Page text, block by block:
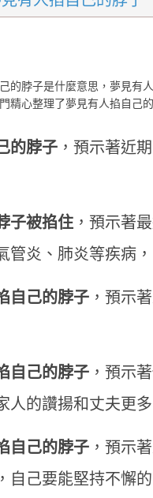
的脖子是什麼意思，夢見有
精心整理了夢見有人掐自己
的脖子，預示著近
子被掐住，預示著
管炎、肺炎等疾病
自己的脖子，預示
自己的脖子，預示
人的讚揚和丈夫更多
自己的脖子，預示
自己要能堅持不懈